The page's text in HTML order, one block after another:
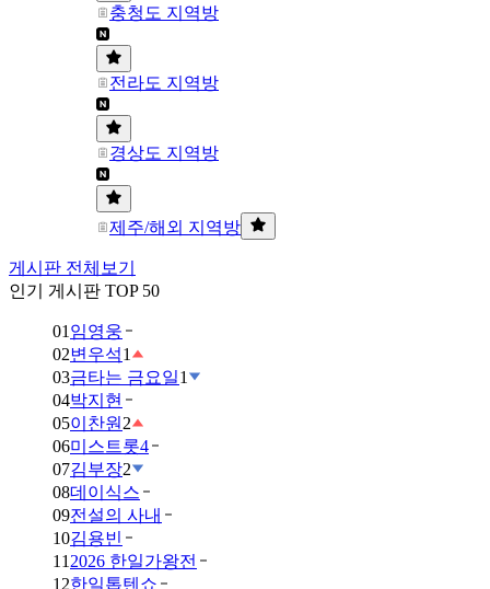
충청도 지역방
전라도 지역방
경상도 지역방
제주/해외 지역방
게시판 전체보기
인기 게시판 TOP 50
01 임영웅
02변우석1
03금타는 금요일1
04박지현
05이찬원 2
06미스트롯4
07김부장2
08데이식스
09전설의 사내
10김용빈
11 2026 한일가왕전
12한일톱텐쇼